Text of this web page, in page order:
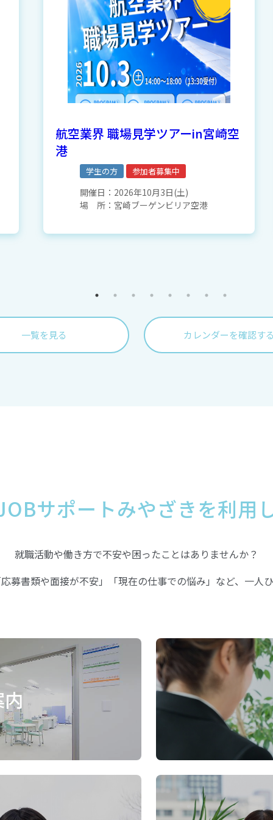
航空業界 職場見学ツアーin宮崎空
港
学生の方 参加者募集中
開催日： 2026年10月3日(土)
場 所： 宮崎ブーゲンビリア空港
一覧を見る カレンダーを確認する
サポートみやざきを利用
就職活動や働き方で不安や困ったことはありませんか？
募書類や面接が不安」「現在の仕事での悩み」など、一人